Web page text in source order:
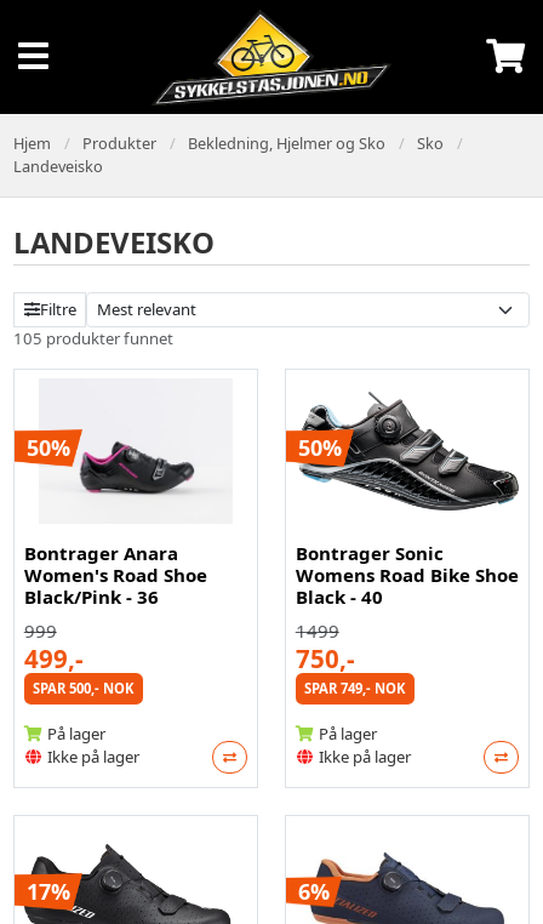
Hjem Produkter Bekledning, Hjelmer og Sko
Sko
Landeveisko
LANDEVEISKO
105 produkter funnet
Filtre
50%
Bontrager Anara
Women's Road Shoe
Black/Pink - 36
999
499,-
SPAR 500,- NOK
På lager
Ikke på lager
50%
Bontrager Sonic
Womens Road Bike Shoe
Black - 40
1499
750,-
SPAR 749,- NOK
På lager
Ikke på lager
17% 6%